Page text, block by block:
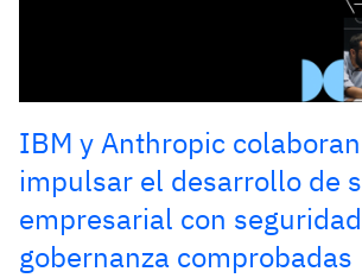
IBM y Anthropic
impulsar el desarrollo de
empresarial con
gobernanza comprobadas